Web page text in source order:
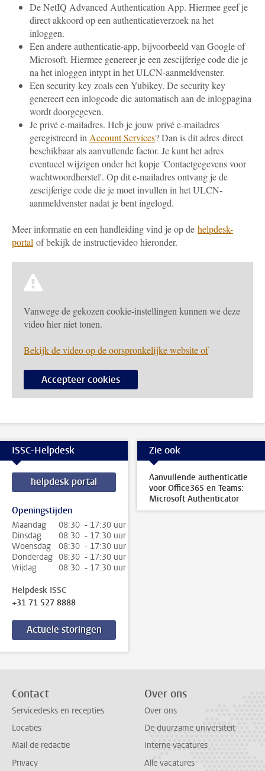
De NetIQ Advanced Authentication App. Hiermee geef je
direct akkoord op een authenticatieverzoek na het
inloggen.
Een andere authenticatie-app, bijvoorbeeld van Google of
Microsoft. Hiermee genereer je een zescijferige code die je
na het inloggen intypt in het ULCN-aanmeldvenster.
Een security key zoals een Yubikey. De security key
genereert een inlogcode die automatisch aan de inlogpagina
wordt doorgegeven.
Je privé e-mailadres. Heb je jouw privé e-mailadres
geregistreerd in Account Services? Dan is dit adres direct
beschikbaar als aanvullende factor. Je kunt het adres
eventueel wijzigen onder het kopje 'Contactgegevens voor
wachtwoordherstel'. Op dit e-mailadres ontvang je de
zescijferige code die je moet invullen in het ULCN-
aanmeldvenster nadat je bent ingelogd.
Meer informatie en een handleiding vind je op de helpdesk-
portal of bekijk de instructievideo hieronder.
Vanwege de gekozen cookie-instellingen kunnen we deze
video hier niet tonen.
Bekijk de video op de oorspronkelijke website of
Accepteer cookies
ISSC-Helpdesk
helpdesk portal
Openingstijden
Maandag
08:30 - 17:30 uur
Dinsdag
08:30 - 17:30 uur
Woensdag
08:30 - 17:30 uur
Donderdag 08:30 - 17:30 uur
Vrijdag
08:30 - 17:30 uur
Helpdesk ISSC
+31 71 527 8888
Actuele storingen
Zie ook
Aanvullende authenticatie
voor Office365 en Teams:
Microsoft Authenticator
Contact
Servicedesks en recepties
Locaties
Mail de redactie
Privacy
Over ons
Over ons
De duurzame universiteit
Interne vacatures
Alle vacatures